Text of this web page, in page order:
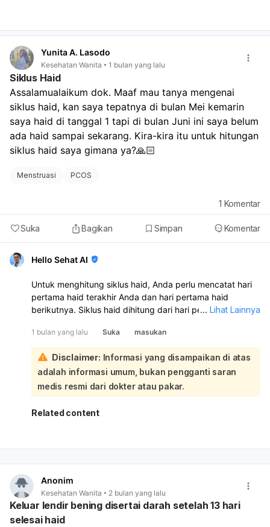
haid Anda tidak kunjung datang dalam waktu yang cukup
atau bahkan sampai tidak haid selama 90 hari,
disarankan untuk berkonsultasi dengan dokter. Ini
penting untuk mengetahui penyebabnya dan
mendapatkan penanganan yang tepat jika diperlukan.
Yunita A. Lasodo
Kesehatan Wanita 1 bulan yang lalu
Siklus Haid
Assalamualaikum dok. Maaf mau tanya mengenai
siklus haid, kan saya tepatnya di bulan Mei kemarin
saya haid di tanggal 1 tapi di bulan Juni ini saya belum
ada haid sampai sekarang. Kira-kira itu untuk hitungan
siklus haid saya gimana ya?🙏🏻
Menstruasi PCOS
Suka Bagikan Simpan Komentar
1 Komentar
Hello Sehat AI
Untuk menghitung siklus haid, Anda perlu mencatat hari
pertama haid terakhir Anda dan hari pertama haid
berikutnya. Siklus haid dihitung dari hari pertama
Karena Anda belum mengalami haid di bulan Juni setelah
haid terakhir pada tanggal 1 Mei, Anda belum bisa
menghitung panjang siklus haid Anda saat ini:
Siklus haid yang normal umumnya berkisar antara 21
hingga 35 hari. Jika Anda belum haid hingga saat ini, ini
berarti siklus Anda lebih panjang dari biasanya. Untuk
mengetahui rata-rata siklus Anda, disarankan untuk
lebih dari 90 hari, sebaiknya konsultasikan dengan dokter
... Lihat Lainnya
1 bulan yang lalu Suka masukan
Disclaimer: Informasi yang disampaikan di atas
adalah informasi umum, bukan pengganti saran
medis resmi dari dokter atau pakar.
Related content
Anonim
Kesehatan Wanita 2 bulan yang lalu
Keluar lendir bening disertai darah setelah 13 hari
selesai haid